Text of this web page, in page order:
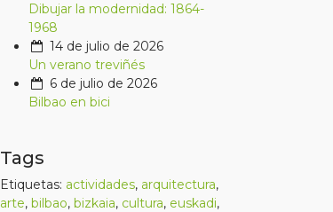
Dibujar la modernidad: 1864-
1968
14 de julio de 2026
Un verano treviñés
6 de julio de 2026
Bilbao en bici
Tags
Etiquetas: actividades, arquitectura,
arte, bilbao, bizkaia, cultura, euskadi,